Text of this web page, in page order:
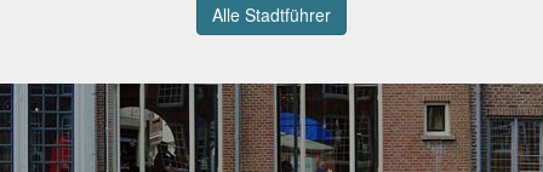
Alle Stadtführer